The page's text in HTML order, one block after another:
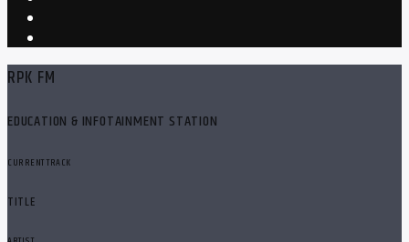
RPK FM
EDUCATION & INFOTAINMENT STATION
CURRENT TRACK
TITLE